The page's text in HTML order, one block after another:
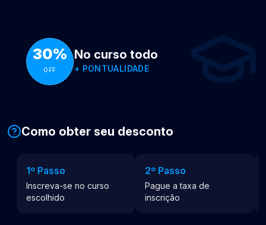
30%
OFF
No curso todo
+ PONTUALIDADE
Como obter seu desconto
1º Passo
Inscreva-se no curso
escolhido
2º Passo
Pague a taxa de
inscrição